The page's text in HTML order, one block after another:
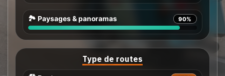
🏞️ Paysages & panoramas 90%
Type de routes